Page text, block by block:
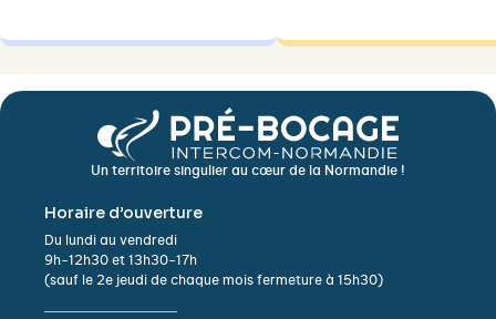
Un territoire singulier au cœur de la Normandie !
Horaire d’ouverture
Du lundi au vendredi
9h-12h30 et 13h30-17h
(sauf le 2e jeudi de chaque mois fermeture à 15h30)